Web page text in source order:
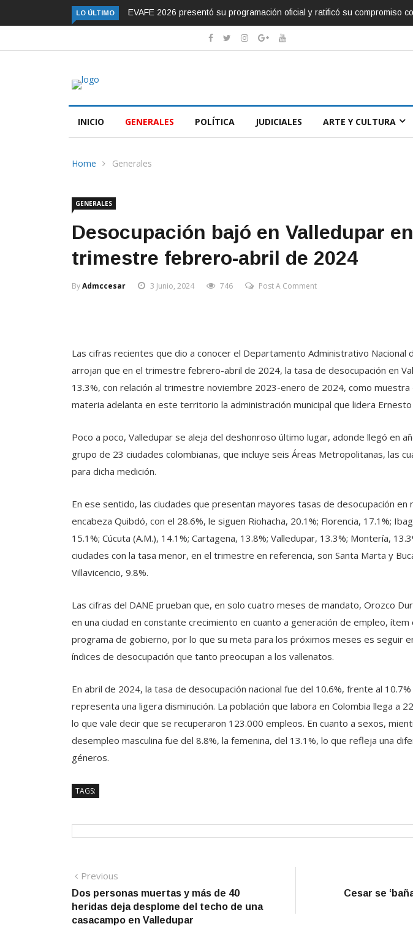
LO ÚLTIMO
talento femenino del vallenato Murió el presentador Alfonso Lizarazo, inspirador de Sábados Felices
INICIO GENERALES POLÍTICA JUDICIALES ARTE Y CULTURA
Home Generales
GENERALES
Desocupación bajó en Valledupar
trimestre febrero-abril de 2024
ByAdmccesar 3 Junio, 2024 746 Post A Comment
Las cifras recientes que dio a conocer el Departamento Administrativo Nacional
arrojan que en el trimestre febrero-abril de 2024, la tasa de desocupación en
13.3%, con relación al trimestre noviembre 2023-enero de 2024, como
materia adelanta en este territorio la administración municipal que lidera
Poco a poco, Valledupar se aleja del deshonroso último lugar, adonde llegó en
grupo de 23 ciudades colombianas, que incluye seis Áreas Metropolitanas, las
para dicha medición.
En ese sentido, las ciudades que presentan mayores tasas de desocupación en
encabeza Quibdó, con el 28.6%, le siguen Riohacha, 20.1%; Florencia, 17.1%;
15.1%; Cúcuta (A.M.), 14.1%; Cartagena, 13.8%; Valledupar, 13.3%; Montería,
ciudades con la tasa menor, en el trimestre en referencia, son Santa Marta y
Villavicencio, 9.8%.
Las cifras del DANE prueban que, en solo cuatro meses de mandato, Orozco
en una ciudad en constante crecimiento en cuanto a generación de empleo,
programa de gobierno, por lo que su meta para los próximos meses es seguir
índices de desocupación que tanto preocupan a los vallenatos.
En abril de 2024, la tasa de desocupación nacional fue del 10.6%, frente al
representa una ligera disminución. La población que labora en Colombia llega a
lo que vale decir que se recuperaron 123.000 empleos. En cuanto a sexos,
desempleo masculina fue del 8.8%, la femenina, del 13.1%, lo que refleja una
géneros.
TAGS:
Navegación
de
entradas
Previous
post:
Dos personas muertas y más de 40
heridas deja desplome del techo de una
casacampo en Valledupar
Cesar se